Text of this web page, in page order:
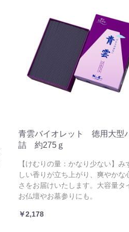
青雲バイオレット 徳用大型
詰 約275ｇ
【けむりの量：かなり少ない】み
しい香りが立ち上がり、爽やかな
さをお届けいたします。大容量タ
お仏壇やお墓参りにも。
￥2,178